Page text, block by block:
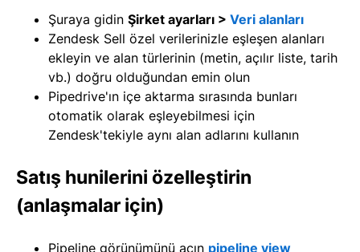
Şuraya gidin Şirket ayarları > Veri alanları
Zendesk Sell özel verilerinizle eşleşen alanları
ekleyin ve alan türlerinin (metin, açılır liste, tarih
vb.) doğru olduğundan emin olun
Pipedrive'ın içe aktarma sırasında bunları
otomatik olarak eşleyebilmesi için
Zendesk'tekiyle aynı alan adlarını kullanın
Satış hunilerini özelleştirin
(anlaşmalar için)
Pipeline görünümünü açın pipeline view